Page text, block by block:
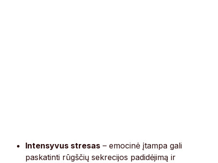
Intensyvus stresas – emocinė įtampa gali
paskatinti rūgščių sekrecijos padidėjimą ir